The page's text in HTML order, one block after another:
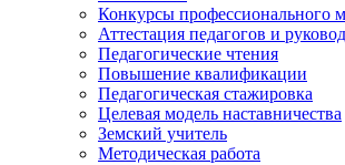
Конкурсы профессионального
Аттестация педагогов и
Педагогические чтения
Повышение квалификации
Педагогическая стажировка
Целевая модель наставничества
Земский учитель
Методическая работа